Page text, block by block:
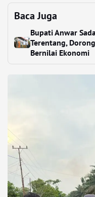
Baca Juga
Bupati Anwar
Terentang,
Bernilai Ekonomi